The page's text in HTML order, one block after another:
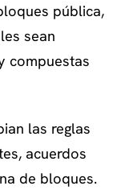
pública,
sean
compuestas
las reglas
acuerdos
de bloques.